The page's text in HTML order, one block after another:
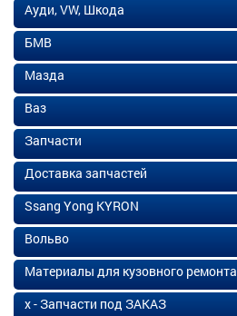
Ауди, VW, Шкода
БМВ
Мазда
Ваз
Запчасти
Доставка запчастей
Ssang Yong KYRON
Вольво
Материалы для кузовного ремонта
х - Запчасти под ЗАКАЗ